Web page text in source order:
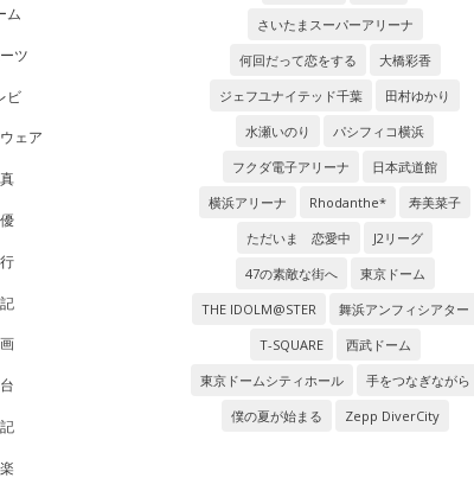
ム
ツ
ビ
ェア
さいたまスーパーアリーナ
何回だって恋をする
大橋彩香
ジェフユナイテッド千葉
田村ゆかり
水瀬いのり
パシフィコ横浜
フクダ電子アリーナ
日本武道館
横浜アリーナ
Rhodanthe*
寿美菜子
ただいま 恋愛中
J2リーグ
47の素敵な街へ
東京ドーム
THE IDOLM@STER
舞浜アンフィシアター
T-SQUARE
西武ドーム
東京ドームシティホール
手をつなぎながら
僕の夏が始まる
Zepp DiverCity